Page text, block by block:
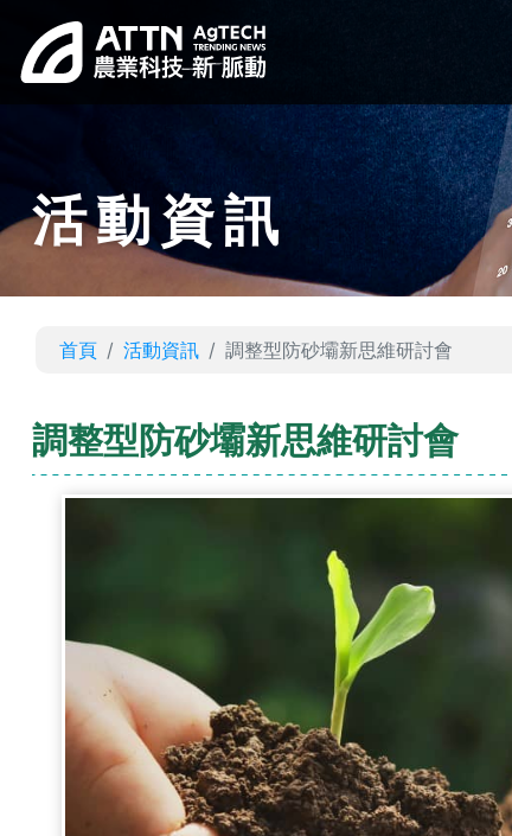
活動資訊
首頁 活動資訊 調整型防砂壩新思維研討會
調整型防砂壩新思維研討會